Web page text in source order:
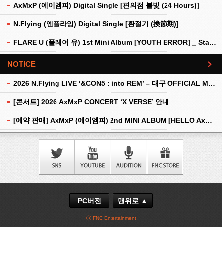
AxMxP (에이엠피) Digital Single [편의점 불빛 (24 Hours)]
N.Flying (엔플라잉) Digital Single [환절기 (換節期)]
FLARE U (플레어 유) 1st Mini Album [YOUTH ERROR] _ Stationery Kit Ver.
NOTICE
2026 N.Flying LIVE ‘&CON5 : into REM’ – 대구 OFFICIAL MD 현장 판매 안내
[콘서트] 2026 AxMxP CONCERT ‘X VERSE’ 안내
[예약 판매] AxMxP (에이엠피) 2nd MINI ALBUM [HELLO AxMxP] 예약 판매 안내
더보기
PC버전 맨위로 ▲
ⓒ FNC Entertainment